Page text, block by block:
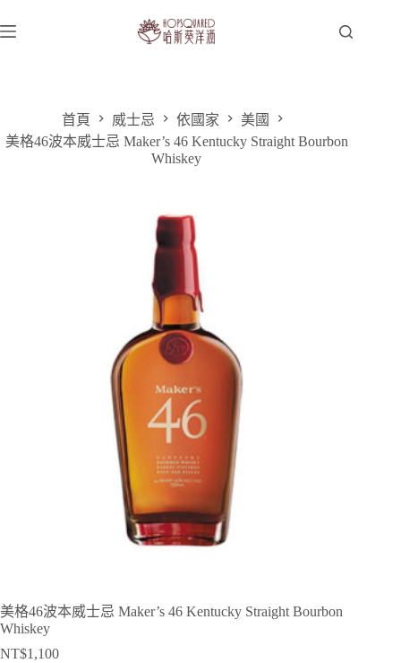
至
首頁 威士忌 依國家
美國
美格46波本威士忌 Maker’s 46 Kentucky Straight Bourbon
Whiskey
美格46波本威士忌 Maker’s 46 Kentucky Straight Bourbon
Whiskey
NT$1,100